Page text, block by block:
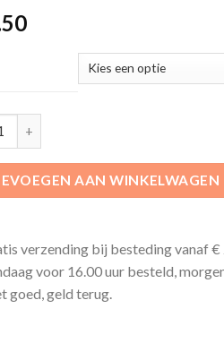
AAN WINKELWAGEN
verzending bij besteding vanaf €
voor 16.00 uur besteld,
goed, geld terug.